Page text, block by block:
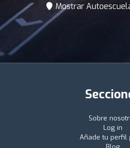
Mostrar
Sobre
Log in
Añade tu perfil